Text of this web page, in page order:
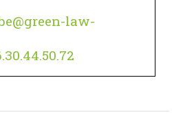
law-